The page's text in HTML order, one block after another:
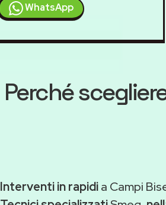
WhatsApp
Perché
Interventi in rapidia Campi